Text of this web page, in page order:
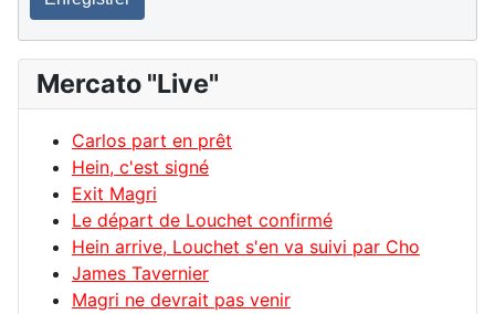
Mercato "Live"
Carlos part en prêt
Hein, c'est signé
Exit Magri
Le départ de Louchet confirmé
Hein arrive, Louchet s'en va suivi par Cho
James Tavernier
Magri ne devrait pas venir